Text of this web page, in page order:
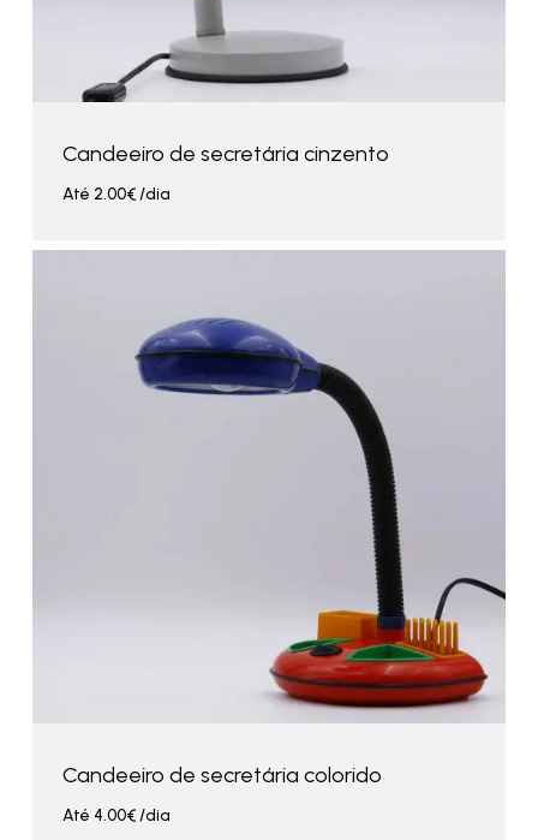
Candeeiro de secretária cinzento
Até 2.00€/dia
Candeeiro de secretária colorido
Até 4.00€/dia